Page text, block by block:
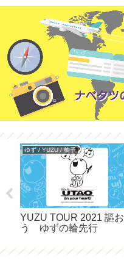
ゆず / YUZU / 柚子
YUZU TOUR 2021 謳お
う ゆずの輪先行